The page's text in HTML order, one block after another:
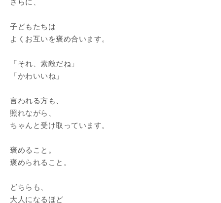
さらに、
子どもたちは
よくお互いを褒め合います。
「それ、素敵だね」
「かわいいね」
言われる方も、
照れながら、
ちゃんと受け取っています。
褒めること。
褒められること。
どちらも、
大人になるほど